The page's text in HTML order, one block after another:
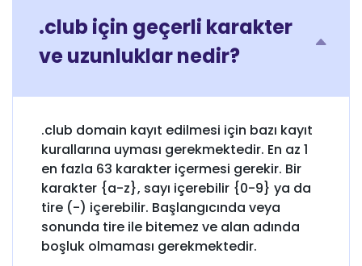
.club için geçerli karakter
ve uzunluklar nedir?
.club domain kayıt edilmesi için bazı kayıt
kurallarına uyması gerekmektedir. En az 1
en fazla 63 karakter içermesi gerekir. Bir
karakter {a-z}, sayı içerebilir {0-9} ya da
tire (-) içerebilir. Başlangıcında veya
sonunda tire ile bitemez ve alan adında
boşluk olmaması gerekmektedir.